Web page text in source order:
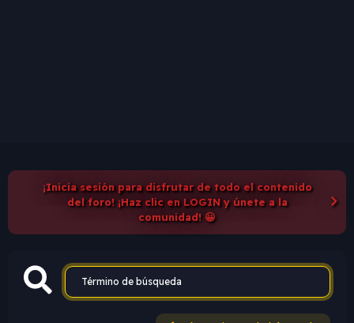
¡Inicia sesión para disfrutar de todo el contenido
del foro! ¡Haz clic en LOGIN y únete a la
comunidad! 😀